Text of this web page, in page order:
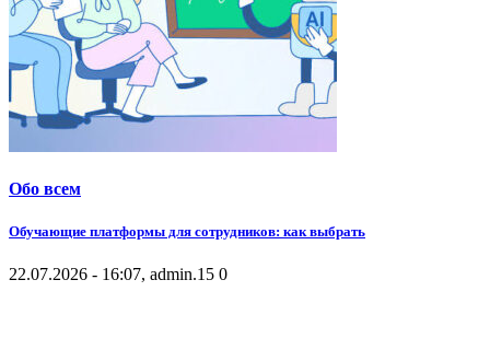
Обо всем
Обучающие платформы для сотрудников: как выбрать
22.07.2026 - 16:07, admin.15 0